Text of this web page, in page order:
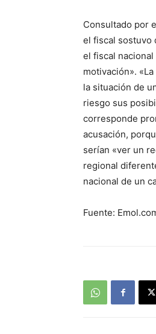
Consultado por
el fiscal sostuvo
el fiscal
motivación».
la situación de
riesgo sus
corresponde
acusación,
serían «ver un
regional
nacional de un
Fuente: